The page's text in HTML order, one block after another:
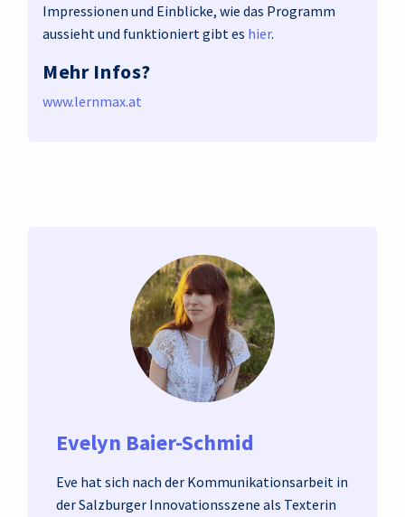
Impressionen und Einblicke, wie das Programm
aussieht und funktioniert gibt es hier.
Mehr Infos?
www.lernmax.at
Evelyn Baier-Schmid
Eve hat sich nach der Kommunikationsarbeit in
der Salzburger Innovationsszene als Texterin